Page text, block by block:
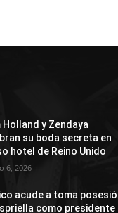
Holland y Zendaya
su boda secreta en
hotel de Reino Unido
6, 2026
acude a toma
como presidente